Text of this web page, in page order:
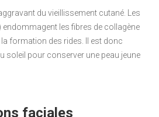
du vieillissement cutané. Les
les fibres de collagène
la formation des rides. Il est donc
soleil pour conserver une peau jeune
faciales